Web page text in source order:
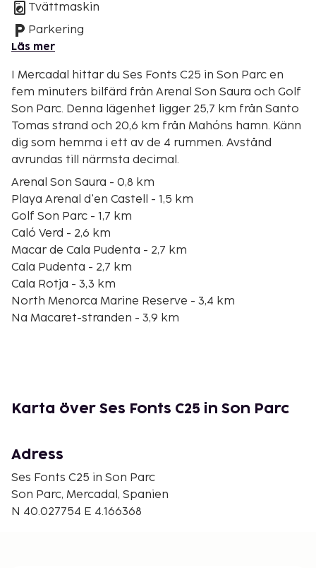
Tvättmaskin
Parkering
Läs mer
I Mercadal hittar du Ses Fonts C25 in Son Parc en
fem minuters bilfärd från Arenal Son Saura och Golf
Son Parc. Denna lägenhet ligger 25,7 km från Santo
Tomas strand och 20,6 km från Mahóns hamn. Känn
dig som hemma i ett av de 4 rummen. Avstånd
avrundas till närmsta decimal.
Arenal Son Saura - 0,8 km
Playa Arenal d'en Castell - 1,5 km
Golf Son Parc - 1,7 km
Caló Verd - 2,6 km
Macar de Cala Pudenta - 2,7 km
Cala Pudenta - 2,7 km
Cala Rotja - 3,3 km
North Menorca Marine Reserve - 3,4 km
Na Macaret-stranden - 3,9 km
Playa Tirant - 11,3 km
Minorca) - 27,1 km
Avgiftsfri parkering erbjuds på plats. Njut av
utsikten från deras trädgården och dra nytta av
deras gratis wi-fi.
Karta över Ses Fonts C25 in Son Parc
Adress
Ses Fonts C25 in Son Parc
Son Parc, Mercadal, Spanien
N 40.027754 E 4.166368